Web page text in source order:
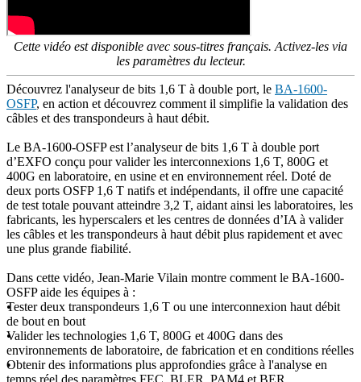
Cette vidéo est disponible avec sous-titres français. Activez-les via
les paramètres du lecteur.
Découvrez l'analyseur de bits 1,6 T à double port, le BA-1600-
OSFP, en action et découvrez comment il simplifie la validation des
câbles et des transpondeurs à haut débit.
Le BA-1600-OSFP est l’analyseur de bits 1,6 T à double port
d’EXFO conçu pour valider les interconnexions 1,6 T, 800G et
400G en laboratoire, en usine et en environnement réel. Doté de
deux ports OSFP 1,6 T natifs et indépendants, il offre une capacité
de test totale pouvant atteindre 3,2 T, aidant ainsi les laboratoires, les
fabricants, les hyperscalers et les centres de données d’IA à valider
les câbles et les transpondeurs à haut débit plus rapidement et avec
une plus grande fiabilité.
Dans cette vidéo, Jean-Marie Vilain montre comment le BA-1600-
OSFP aide les équipes à :
Tester deux transpondeurs 1,6 T ou une interconnexion haut débit
de bout en bout
Valider les technologies 1,6 T, 800G et 400G dans des
environnements de laboratoire, de fabrication et en conditions réelles
Obtenir des informations plus approfondies grâce à l'analyse en
temps réel des paramètres FEC, BLER, PAM4 et BER